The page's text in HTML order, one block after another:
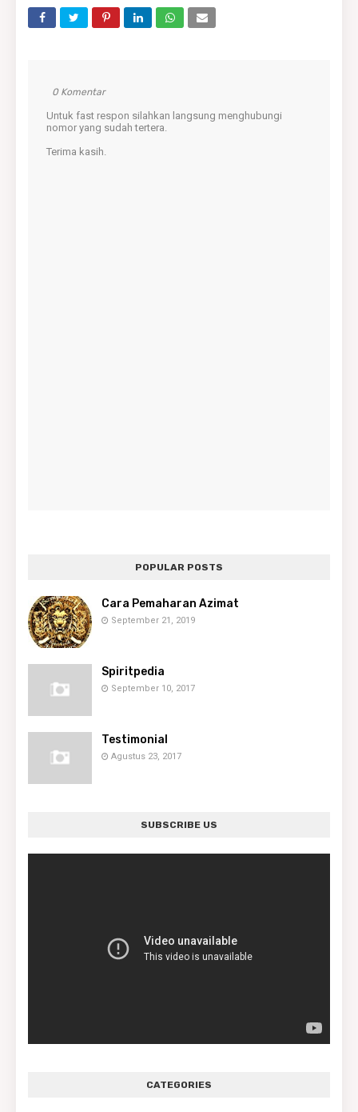
0 Komentar
Untuk fast respon silahkan langsung menghubungi
nomor yang sudah tertera.
Terima kasih.
POPULAR POSTS
Cara Pemaharan Azimat
September 21, 2019
Spiritpedia
September 10, 2017
Testimonial
Agustus 23, 2017
SUBSCRIBE US
CATEGORIES